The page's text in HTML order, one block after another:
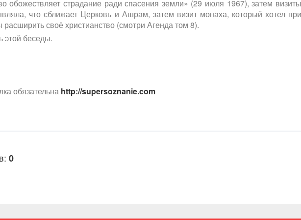
обожествляет страдание ради спасения земли» (29 июля 1967), затем визиты
что сближает Церковь и Ашрам, затем визит монаха, который хотел при
своё христианство (смотри Агенда том 8).
этой беседы.
обязательна http://supersoznanie.com
: 0